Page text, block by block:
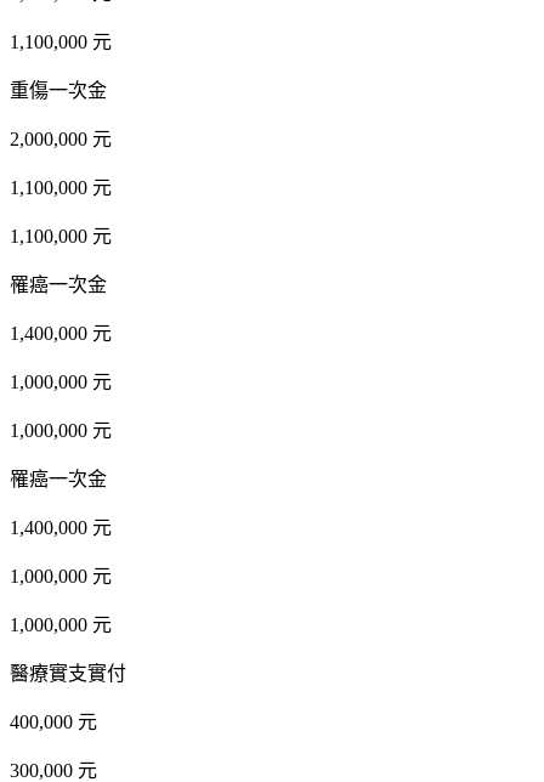
1,100,000 元
重傷一次金
2,000,000 元
1,100,000 元
1,100,000 元
罹癌一次金
1,400,000 元
1,000,000 元
1,000,000 元
罹癌一次金
1,400,000 元
1,000,000 元
1,000,000 元
醫療實支實付
400,000 元
300,000 元